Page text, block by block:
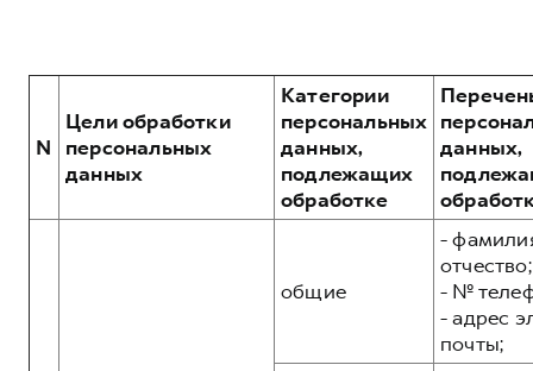
от 3 449 000 ₽
Крупным корпоративным клиентам
Система управления автопарком
Сервис для корпоративных клиентов
Руководства по эксплуатации
Подписки
N
Цели обработки
персональных
данных
Категории
персональных
данных,
подлежащих
обработке
данных,
общие
-
отчество;
- №
- адрес
почты;